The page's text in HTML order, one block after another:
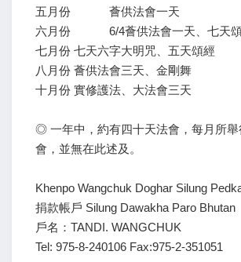
五月份 薈供法會一天
六月份 6/4薈供法會一天、七天
七月份 七天六字大明咒、五天頌經
八月份 薈供法會三天、金剛舞
十月份 實修護法、大法會三天
◎ 一年中，約有四十天法會，每月所舉
會，並無在此述及。
Khenpo Wangchuk Doghar Silung
捐款帳戶 Silung Dawakha Paro Bhutan
戶名：TANDI. WANGCHUK
Tel: 975-8-240106 Fax:975-2-351051